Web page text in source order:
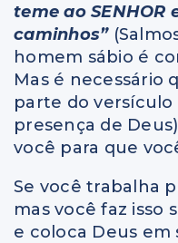
teme ao SENHOR
caminhos”
homem sábio é
Mas é necessário
parte do versículo
presença de
você para que
Se você trabalha
mas você faz isso
e coloca Deus